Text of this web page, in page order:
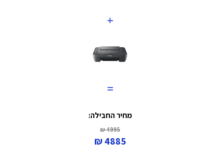
+
=
מחיר החבילה:
4995 ₪
4885 ₪